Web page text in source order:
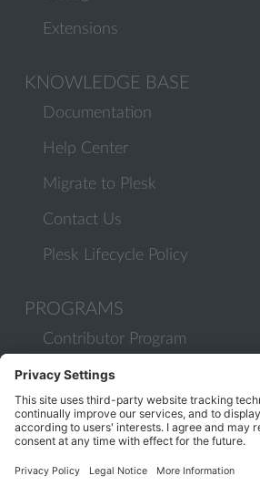
Extensions
KNOWLEDGE BASE
Documentation
Help Center
Migrate to Plesk
Contact Us
Plesk Lifecycle Policy
PROGRAMS
Contributor Program
Partner Program
COMMUNITY